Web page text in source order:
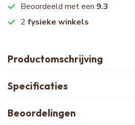
Beoordeeld met een 9.3
2 fysieke winkels
Productomschrijving
Specificaties
Beoordelingen